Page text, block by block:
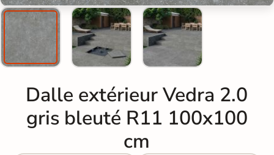
Dalle extérieur Vedra 2.0
gris bleuté R11 100x100
cm